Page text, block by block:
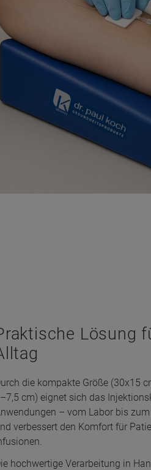
Lösung
die kompakte Größe (30x15
cm) eignet sich das
– vom Labor bis
verbessert den Komfort für
hochwertige Verarbeitung in